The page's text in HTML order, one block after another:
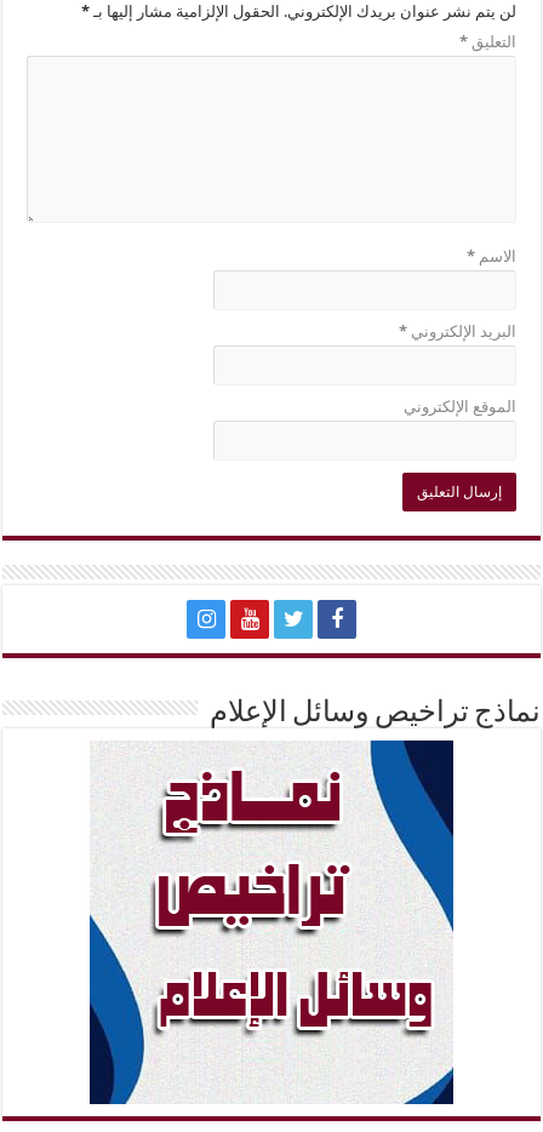
لن يتم نشر عنوان بريدك الإلكتروني. الحقول الإلزامية مشار إليها بـ*
التعليق*
الاسم*
البريد الإلكتروني*
الموقع الإلكتروني
نماذج تراخيص وسائل الإعلام